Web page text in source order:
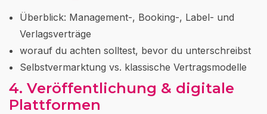
Überblick: Management-, Booking-, Label- und
Verlagsverträge
worauf du achten solltest, bevor du unterschreibst
Selbstvermarktung vs. klassische Vertragsmodelle
4. Veröffentlichung & digitale
Plattformen